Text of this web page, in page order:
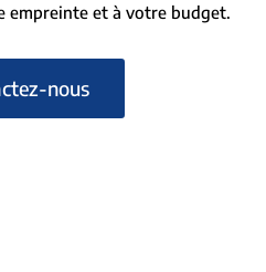
empreinte et à votre budget.
nous